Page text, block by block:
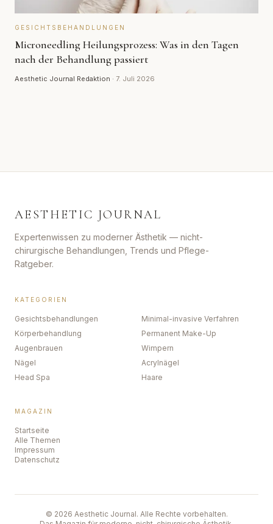
GESICHTSBEHANDLUNGEN
Microneedling Heilungsprozess: Was in den Tagen
nach der Behandlung passiert
Aesthetic Journal Redaktion · 7. Juli 2026
AESTHETIC JOURNAL
Expertenwissen zu moderner Ästhetik — nicht-
chirurgische Behandlungen, Trends und Pflege-
Ratgeber.
KATEGORIEN
Gesichtsbehandlungen
Minimal-invasive Verfahren
Körperbehandlung
Permanent Make-Up
Augenbrauen
Wimpern
Nägel
Acrylnägel
Head Spa
Haare
MAGAZIN
Startseite
Alle Themen
Impressum
Datenschutz
© 2026 Aesthetic Journal. Alle Rechte vorbehalten.